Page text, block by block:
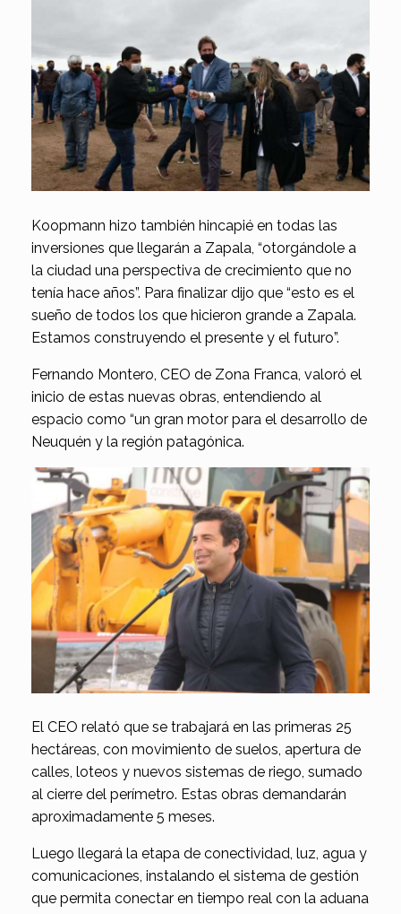
Koopmann hizo también hincapié en todas las
inversiones que llegarán a Zapala, “otorgándole a
la ciudad una perspectiva de crecimiento que no
tenía hace años”. Para finalizar dijo que “esto es el
sueño de todos los que hicieron grande a Zapala.
Estamos construyendo el presente y el futuro”.
Fernando Montero, CEO de Zona Franca, valoró el
inicio de estas nuevas obras, entendiendo al
espacio como “un gran motor para el desarrollo de
Neuquén y la región patagónica.
El CEO relató que se trabajará en las primeras 25
hectáreas, con movimiento de suelos, apertura de
calles, loteos y nuevos sistemas de riego, sumado
al cierre del perímetro. Estas obras demandarán
aproximadamente 5 meses.
Luego llegará la etapa de conectividad, luz, agua y
comunicaciones, instalando el sistema de gestión
que permita conectar en tiempo real con la aduana